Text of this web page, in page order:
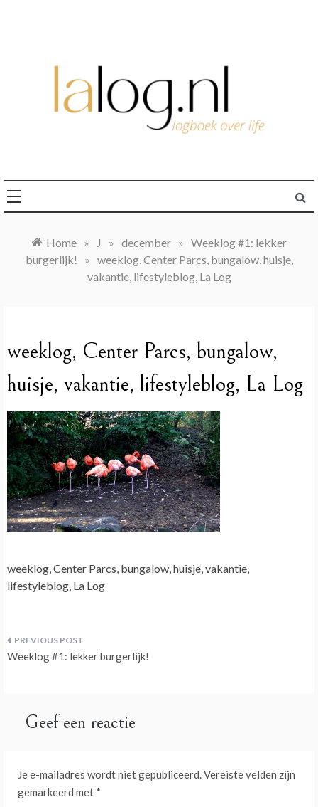
Home » J » december » Weeklog #1: lekker
burgerlijk!
» weeklog, Center Parcs, bungalow, huisje,
vakantie, lifestyleblog, La Log
weeklog, Center Parcs, bungalow,
huisje, vakantie, lifestyleblog, La Log
weeklog, Center Parcs, bungalow, huisje, vakantie,
lifestyleblog, La Log
Bericht
Weeklog #1: lekker burgerlijk!
Geef een reactie
Je e-mailadres wordt niet gepubliceerd.Vereiste velden zijn
gemarkeerd met *